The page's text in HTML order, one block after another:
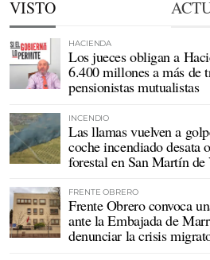
VISTO
HACIENDA
Los jueces obligan a
6.400 millones a más de
pensionistas mutualistas
INCENDIO
Las llamas vuelven a
coche incendiado desata
forestal en San Martín de
FRENTE OBRERO
Frente Obrero convoca
ante la Embajada de
denunciar la crisis